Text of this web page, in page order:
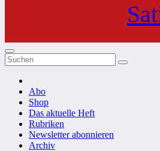
Abo
Shop
Das aktuelle Heft
Rubriken
Newsletter abonnieren
Archiv